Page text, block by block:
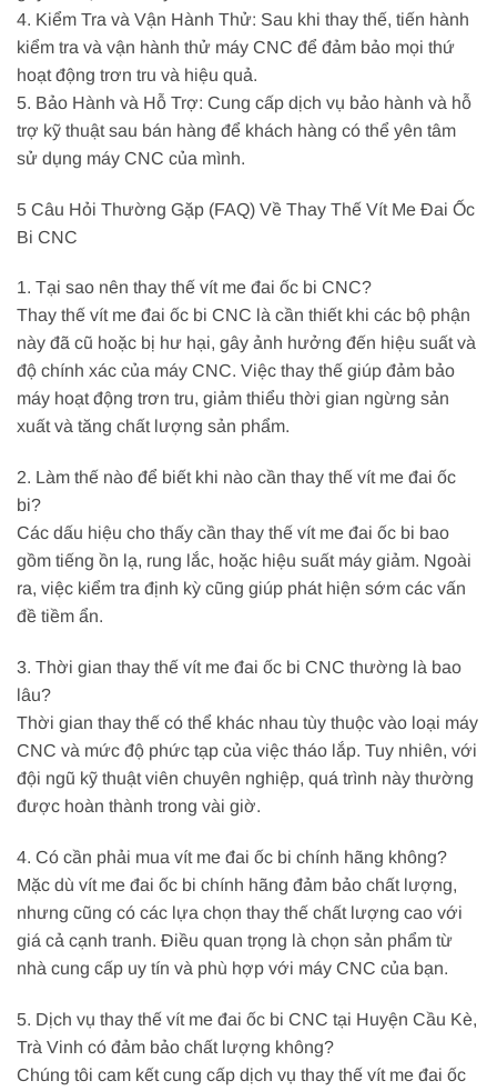
4. Kiểm Tra và Vận Hành Thử: Sau khi thay thế, tiến hành
kiểm tra và vận hành thử máy CNC để đảm bảo mọi thứ
hoạt động trơn tru và hiệu quả.
5. Bảo Hành và Hỗ Trợ: Cung cấp dịch vụ bảo hành và hỗ
trợ kỹ thuật sau bán hàng để khách hàng có thể yên tâm
sử dụng máy CNC của mình.
5 Câu Hỏi Thường Gặp (FAQ) Về Thay Thế Vít Me Đai Ốc
Bi CNC
1. Tại sao nên thay thế vít me đai ốc bi CNC?
Thay thế vít me đai ốc bi CNC là cần thiết khi các bộ phận
này đã cũ hoặc bị hư hại, gây ảnh hưởng đến hiệu suất và
độ chính xác của máy CNC. Việc thay thế giúp đảm bảo
máy hoạt động trơn tru, giảm thiểu thời gian ngừng sản
xuất và tăng chất lượng sản phẩm.
2. Làm thế nào để biết khi nào cần thay thế vít me đai ốc
bi?
Các dấu hiệu cho thấy cần thay thế vít me đai ốc bi bao
gồm tiếng ồn lạ, rung lắc, hoặc hiệu suất máy giảm. Ngoài
ra, việc kiểm tra định kỳ cũng giúp phát hiện sớm các vấn
đề tiềm ẩn.
3. Thời gian thay thế vít me đai ốc bi CNC thường là bao
lâu?
Thời gian thay thế có thể khác nhau tùy thuộc vào loại máy
CNC và mức độ phức tạp của việc tháo lắp. Tuy nhiên, với
đội ngũ kỹ thuật viên chuyên nghiệp, quá trình này thường
được hoàn thành trong vài giờ.
4. Có cần phải mua vít me đai ốc bi chính hãng không?
Mặc dù vít me đai ốc bi chính hãng đảm bảo chất lượng,
nhưng cũng có các lựa chọn thay thế chất lượng cao với
giá cả cạnh tranh. Điều quan trọng là chọn sản phẩm từ
nhà cung cấp uy tín và phù hợp với máy CNC của bạn.
5. Dịch vụ thay thế vít me đai ốc bi CNC tại Huyện Cầu Kè,
Trà Vinh có đảm bảo chất lượng không?
Chúng tôi cam kết cung cấp dịch vụ thay thế vít me đai ốc